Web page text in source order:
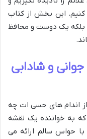
کنیم. این بخش از کتاب
بلکه یک دوست و محافظ
و شادابی
اندام های حسی ات چه
به خواننده یک نقشه
با حواس سالم ارائه می